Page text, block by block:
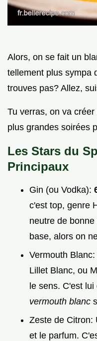
Alors, on se fait un
tellement plus sympa
trouves pas? Allez,
Tu verras, on va
plus grandes soirées
Les Stars du
Principaux
Gin (ou Vodka):
c'est top, genre
neutre de
base, alors on
Vermouth Blanc:
Lillet Blanc, ou
le sens. C'est
vermouth blanc
Zeste de Citron:
et le parfum.